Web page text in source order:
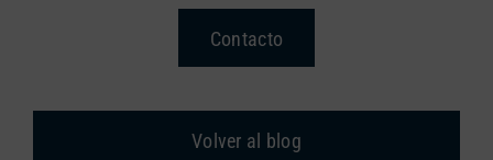
Contacto
Volver al blog